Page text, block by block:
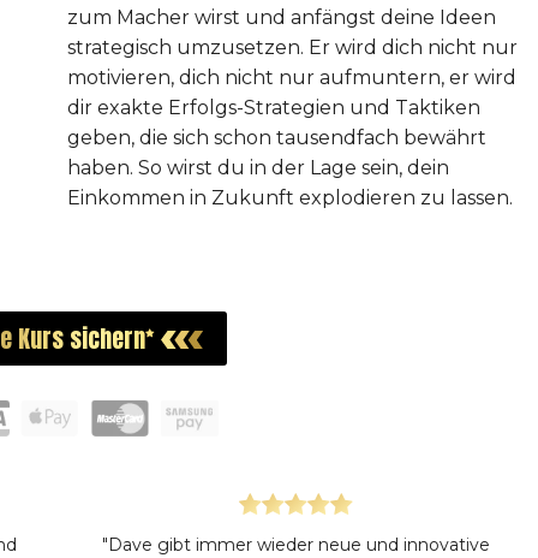
zum Macher wirst und anfängst deine Ideen
strategisch umzusetzen. Er wird dich nicht nur
motivieren, dich nicht nur aufmuntern, er wird
dir exakte Erfolgs-Strategien und Taktiken
geben, die sich schon tausendfach bewährt
haben. So wirst du in der Lage sein, dein
Einkommen in Zukunft explodieren zu lassen.
Kurs sichern
"Dave gibt immer wieder neue und innovative